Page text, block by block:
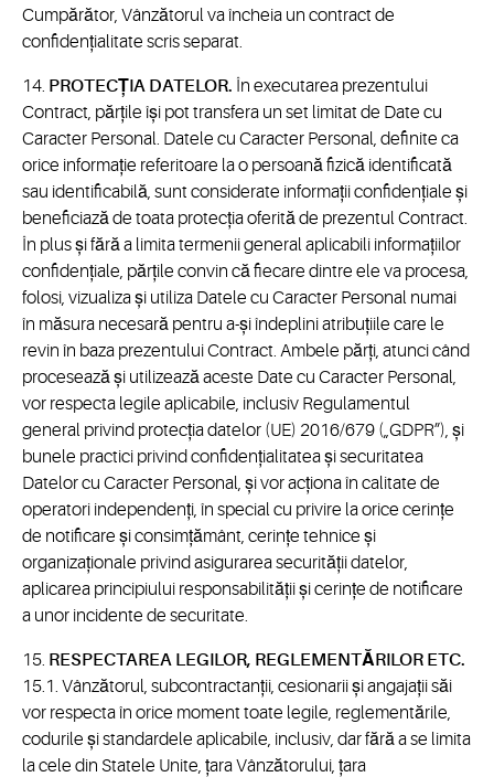
Cumpărător, Vânzătorul va încheia un contract de
confidențialitate scris separat.
14. PROTECȚIA DATELOR. În executarea prezentului
Contract, părțile își pot transfera un set limitat de Date cu
Caracter Personal. Datele cu Caracter Personal, definite ca
orice informație referitoare la o persoană fizică identificată
sau identificabilă, sunt considerate informații confidențiale și
beneficiază de toata protecția oferită de prezentul Contract.
În plus și fără a limita termenii general aplicabili informațiilor
confidențiale, părțile convin că fiecare dintre ele va procesa,
folosi, vizualiza și utiliza Datele cu Caracter Personal numai
în măsura necesară pentru a-și îndeplini atribuțiile care le
revin în baza prezentului Contract. Ambele părți, atunci când
procesează și utilizează aceste Date cu Caracter Personal,
vor respecta legile aplicabile, inclusiv Regulamentul
general privind protecția datelor (UE) 2016/679 („GDPR”), și
bunele practici privind confidențialitatea și securitatea
Datelor cu Caracter Personal, și vor acționa în calitate de
operatori independenți, în special cu privire la orice cerințe
de notificare și consimțământ, cerințe tehnice și
organizaționale privind asigurarea securității datelor,
aplicarea principiului responsabilității și cerințe de notificare
a unor incidente de securitate.
15. RESPECTAREA LEGILOR, REGLEMENTĂRILOR ETC.
15.1. Vânzătorul, subcontractanții, cesionarii și angajații săi
vor respecta în orice moment toate legile, reglementările,
codurile și standardele aplicabile, inclusiv, dar fără a se limita
la cele din Statele Unite, țara Vânzătorului, țara